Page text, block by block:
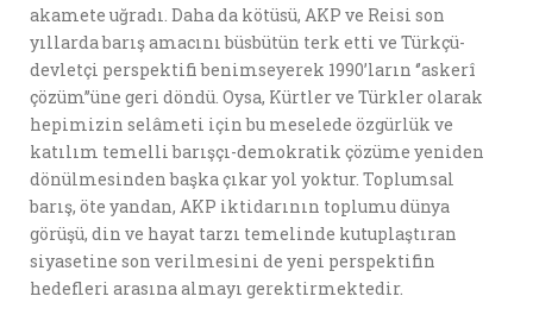
akamete uğradı. Daha da kötüsü, AKP ve Reisi son
yıllarda barış amacını büsbütün terk etti ve Türkçü-
devletçi perspektifi benimseyerek 1990’ların ‘’askerî
çözüm’’üne geri döndü. Oysa, Kürtler ve Türkler olarak
hepimizin selâmeti için bu meselede özgürlük ve
katılım temelli barışçı-demokratik çözüme yeniden
dönülmesinden başka çıkar yol yoktur. Toplumsal
barış, öte yandan, AKP iktidarının toplumu dünya
görüşü, din ve hayat tarzı temelinde kutuplaştıran
siyasetine son verilmesini de yeni perspektifin
hedefleri arasına almayı gerektirmektedir.